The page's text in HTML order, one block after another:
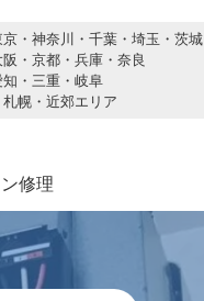
京・神奈川・千葉・埼玉・茨城
阪・京都・兵庫・奈良
知・三重・岐阜
札幌・近郊エリア
修理